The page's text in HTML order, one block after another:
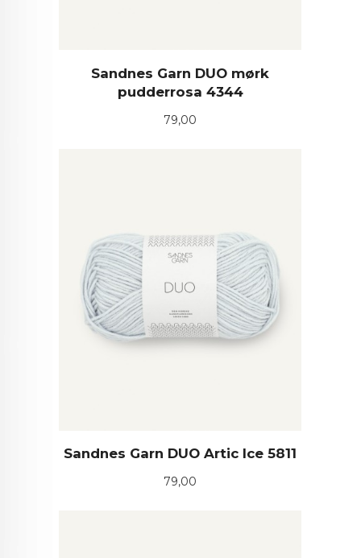
Sandnes Garn DUO mørk
pudderrosa 4344
Pris
79,00
Sandnes Garn DUO Artic Ice 5811
Pris
79,00